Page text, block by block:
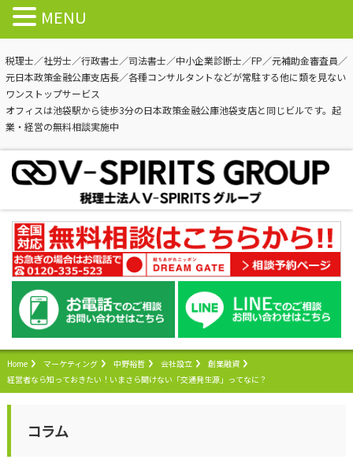
税理士／社労士／行政書士／司法書士／中小企業診断士／FP／元補助金審査員／
元日本政策金融公庫支店長／各種コンサルタントなどが常駐する他に類を見ない
ワンストップサービス
オフィスは池袋駅から徒歩3分の日本政策金融公庫池袋支店と同じビルです。起
業・経営の無料相談実施中
Home マーケティング 中野裕哲 会社設立
創業融資
経営者なら知っておきたい！いまさら聞けない「交通発生源」ってなに？
コラム
MENU